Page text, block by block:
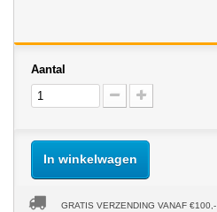
Aantal
In winkelwagen
GRATIS VERZENDING VANAF €100,-